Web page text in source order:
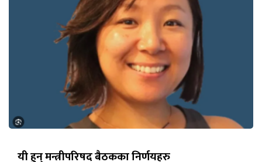
यी हुन् मन्त्रीपरिषद बैठकका निर्णयहरु